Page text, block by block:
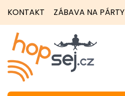
KONTAKT ZÁBAVA NA PÁRTY